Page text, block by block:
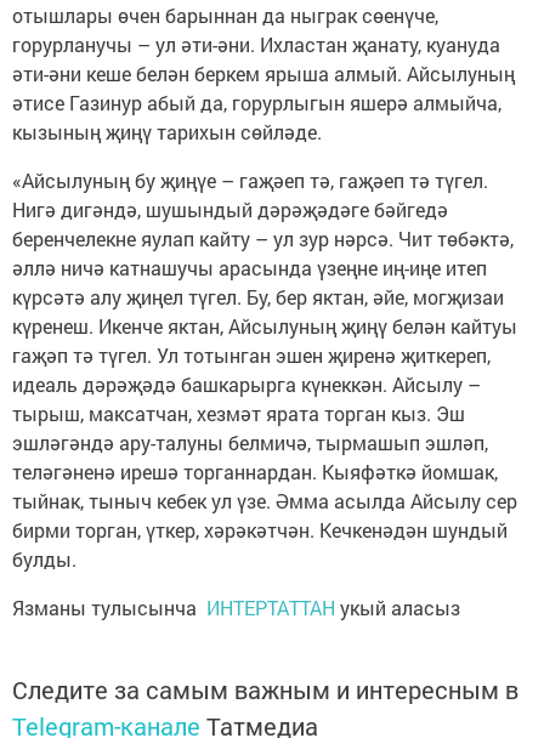
отышлары өчен барыннан да ныграк сөенүче,
горурланучы – ул әти-әни. Ихластан җанату, куануда
әти-әни кеше белән беркем ярыша алмый. Айсылуның
әтисе Газинур абый да, горурлыгын яшерә алмыйча,
кызының җиңү тарихын сөйләде.
«Айсылуның бу җиңүе – гаҗәеп тә, гаҗәеп тә түгел.
Нигә дигәндә, шушындый дәрәҗәдәге бәйгедә
беренчелекне яулап кайту – ул зур нәрсә. Чит төбәктә,
әллә ничә катнашучы арасында үзеңне иң-иңе итеп
күрсәтә алу җиңел түгел. Бу, бер яктан, әйе, могҗизаи
күренеш. Икенче яктан, Айсылуның җиңү белән кайтуы
гаҗәп тә түгел. Ул тотынган эшен җиренә җиткереп,
идеаль дәрәҗәдә башкарырга күнеккән. Айсылу –
тырыш, максатчан, хезмәт ярата торган кыз. Эш
эшләгәндә ару-талуны белмичә, тырмашып эшләп,
теләгәненә ирешә торганнардан. Кыяфәткә йомшак,
тыйнак, тыныч кебек ул үзе. Әмма асылда Айсылу сер
бирми торган, үткер, хәрәкәтчән. Кечкенәдән шундый
булды.
Язманы тулысынча ИНТЕРТАТТАН укый аласыз
Следите за самым важным и интересным в
Telegram-канале Татмедиа